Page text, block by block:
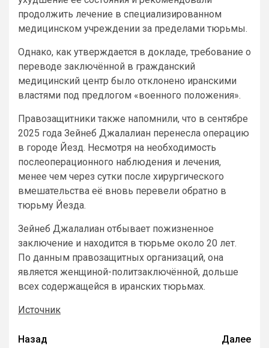
продолжить лечение в специализированном
медицинском учреждении за пределами тюрьмы.
Однако, как утверждается в докладе, требование о
переводе заключённой в гражданский
медицинский центр было отклонено иранскими
властями под предлогом «военного положения».
Правозащитники также напомнили, что в сентябре
2025 года Зейнеб Джалалиан перенесла операцию
в городе Йезд. Несмотря на необходимость
послеоперационного наблюдения и лечения,
менее чем через сутки после хирургического
вмешательства её вновь перевели обратно в
тюрьму Йезда.
Зейнеб Джалалиан отбывает пожизненное
заключение и находится в тюрьме около 20 лет.
По данным правозащитных организаций, она
является женщиной-политзаключённой, дольше
всех содержащейся в иранских тюрьмах.
Источник
Назад
Далее